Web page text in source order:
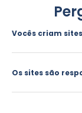
Vocês criam
Os sites são